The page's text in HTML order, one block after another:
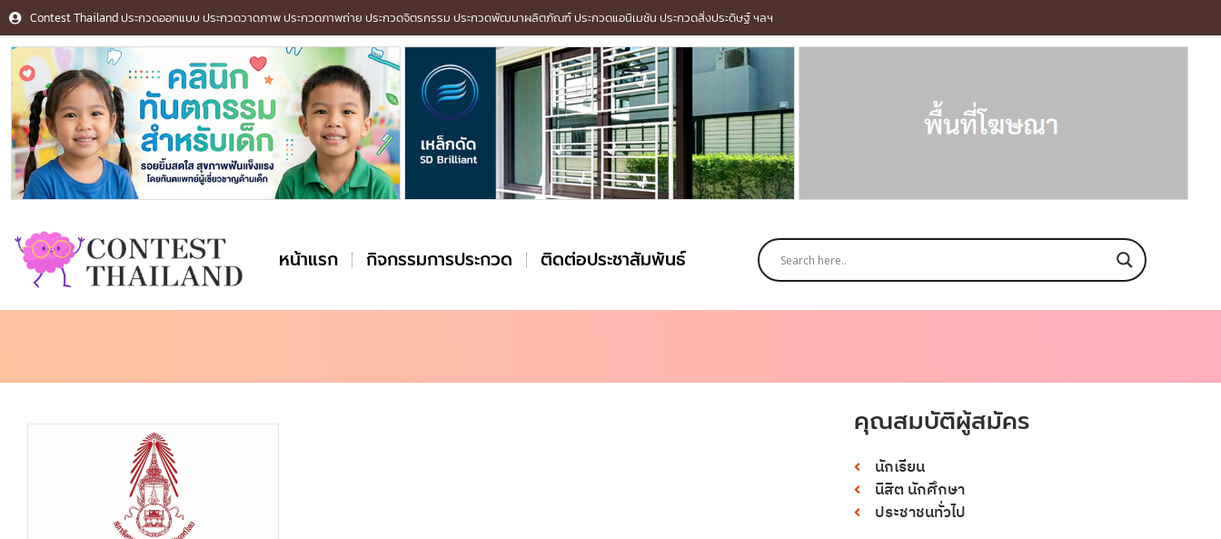
Contest Thailand ประกวดออกแบบ ประกวดวาดภาพ ประกวดภาพถ่าย ประกวดจิตรกรรม ประกวดพัฒนาผลิตภัณฑ์ ประกวดแอนิเมชัน ประกวดสิ่งประดิษฐ์ ฯลฯ
หน้าแรก กิจกรรมการประกวด ติดต่อประชาสัมพันธ์
คุณสมบัติผู้สมัคร
นักเรียน
นิสิต นักศึกษา
ประชาชนทั่วไป